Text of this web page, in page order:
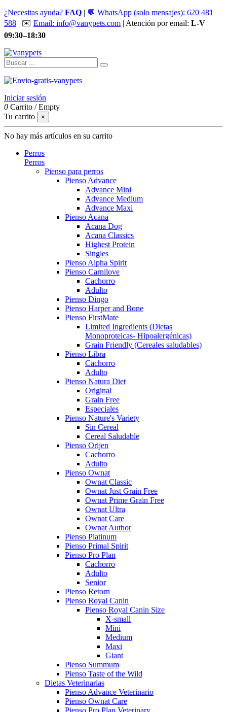
¿Necesitas ayuda? FAQ | 💬 WhatsApp (solo mensajes): 620 481
588 | ✉️ Email: info@vanypets.com | Atención por email: L-V
09:30–18:30
Iniciar sesión
0 Carrito /Empty
Tu carrito
×
No hay más artículos en su carrito
Perros
Perros
Pienso para perros
Pienso Advance
Advance Mini
Advance Medium
Advance Maxi
Pienso Acana
Acana Dog
Acana Classics
Highest Protein
Singles
Pienso Alpha Spirit
Pienso Carnilove
Cachorro
Adulto
Pienso Dingo
Pienso Harper and Bone
Pienso FirstMate
Limited Ingredients (Dietas
Monoproteicas- Hipoalergénicas)
Grain Friendly (Cereales saludables)
Pienso Libra
Cachorro
Adulto
Pienso Natura Diet
Original
Grain Free
Especiales
Pienso Nature's Variety
Sin Cereal
Cereal Saludable
Pienso Orijen
Cachorro
Adulto
Pienso Ownat
Ownat Classic
Ownat Just Grain Free
Ownat Prime Grain Free
Ownat Ultra
Ownat Care
Ownat Author
Pienso Platinum
Pienso Primal Spirit
Pienso Pro Plan
Cachorro
Adulto
Senior
Pienso Retorn
Pienso Royal Canin
Pienso Royal Canin Size
X-small
Mini
Medium
Maxi
Giant
Pienso Summum
Pienso Taste of the Wild
Dietas Veterinarias
Pienso Advance Veterinario
Pienso Ownat Care
Pienso Pro Plan Veterinary